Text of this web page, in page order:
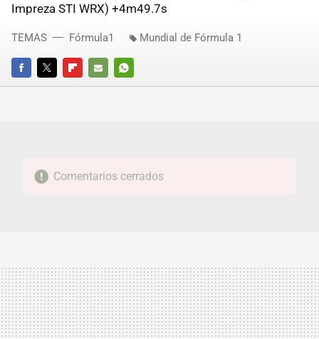
Impreza STI WRX) +4m49.7s
FACEBOOKTWITTERFLIPBOARD
E-
WHATSAPP
TEMAS Fórmula1 Mundial de Fórmula 1
Comentarios cerrados